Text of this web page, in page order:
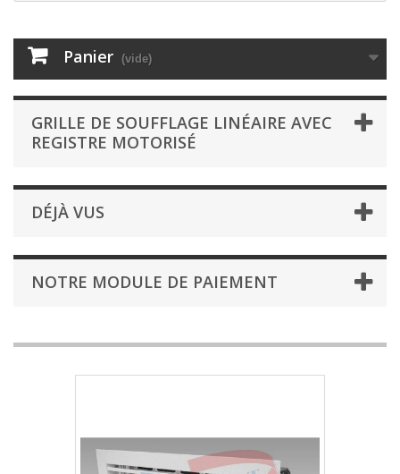
Panier (vide)
GRILLE DE SOUFFLAGE LINÉAIRE AVEC
REGISTRE MOTORISÉ
DÉJÀ VUS
NOTRE MODULE DE PAIEMENT